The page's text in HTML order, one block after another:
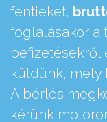
fentieket,
foglalásakor a
befizetésekről
küldünk, mely
A bérlés
kérünk